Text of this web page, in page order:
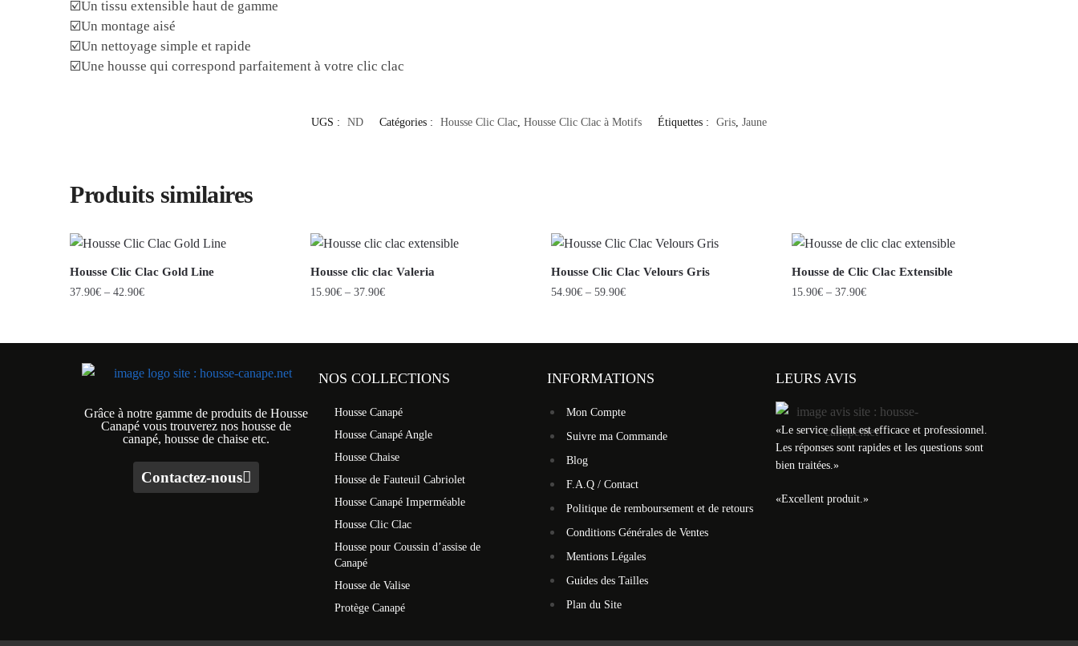
☑️Un tissu extensible haut de gamme
☑️Un montage aisé
☑️Un nettoyage simple et rapide
☑️Une housse qui correspond parfaitement à votre clic clac
UGS : ND Catégories : Housse Clic Clac, Housse Clic Clac à Motifs Étiquettes : Gris, Jaune
Produits similaires
Housse Clic Clac Gold Line
37.90€ –42.90€
Housse clic clac Valeria
15.90€ – 37.90€
Housse Clic Clac Velours Gris
54.90€– 59.90€
Housse de Clic Clac Extensible
15.90€– 37.90€
Grâce à notre gamme de produits de Housse
Canapé vous trouverez nos housse de
canapé, housse de chaise etc.
Contactez-nous
NOS COLLECTIONS
Housse Canapé
Housse Canapé Angle
Housse Chaise
Housse de Fauteuil Cabriolet
Housse Canapé Imperméable
Housse Clic Clac
Housse pour Coussin d’assise de
Canapé
Housse de Valise
Protège Canapé
INFORMATIONS
Mon Compte
Suivre ma Commande
Blog
F.A.Q / Contact
Politique de remboursement et de retours
Conditions Générales de Ventes
Mentions Légales
Guides des Tailles
Plan du Site
LEURS AVIS
«Le service client est efficace et professionnel.
Les réponses sont rapides et les questions sont
bien traitées.»
«Excellent produit.»